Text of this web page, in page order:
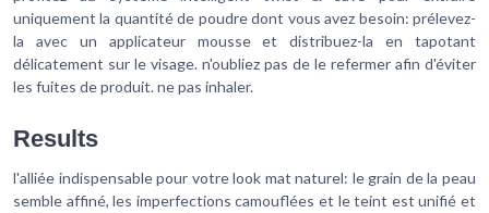
uniquement la quantité de poudre dont vous avez besoin: prélevez-
la avec un applicateur mousse et distribuez-la en tapotant
délicatement sur le visage. n'oubliez pas de le refermer afin d'éviter
les fuites de produit. ne pas inhaler.
Results
l'alliée indispensable pour votre look mat naturel: le grain de la peau
semble affiné, les imperfections camouflées et le teint est unifié et